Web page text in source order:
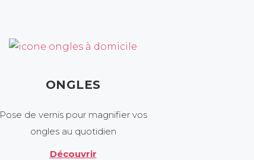
ONGLES
Pose de vernis pour magnifier vos
ongles au quotidien
Découvrir